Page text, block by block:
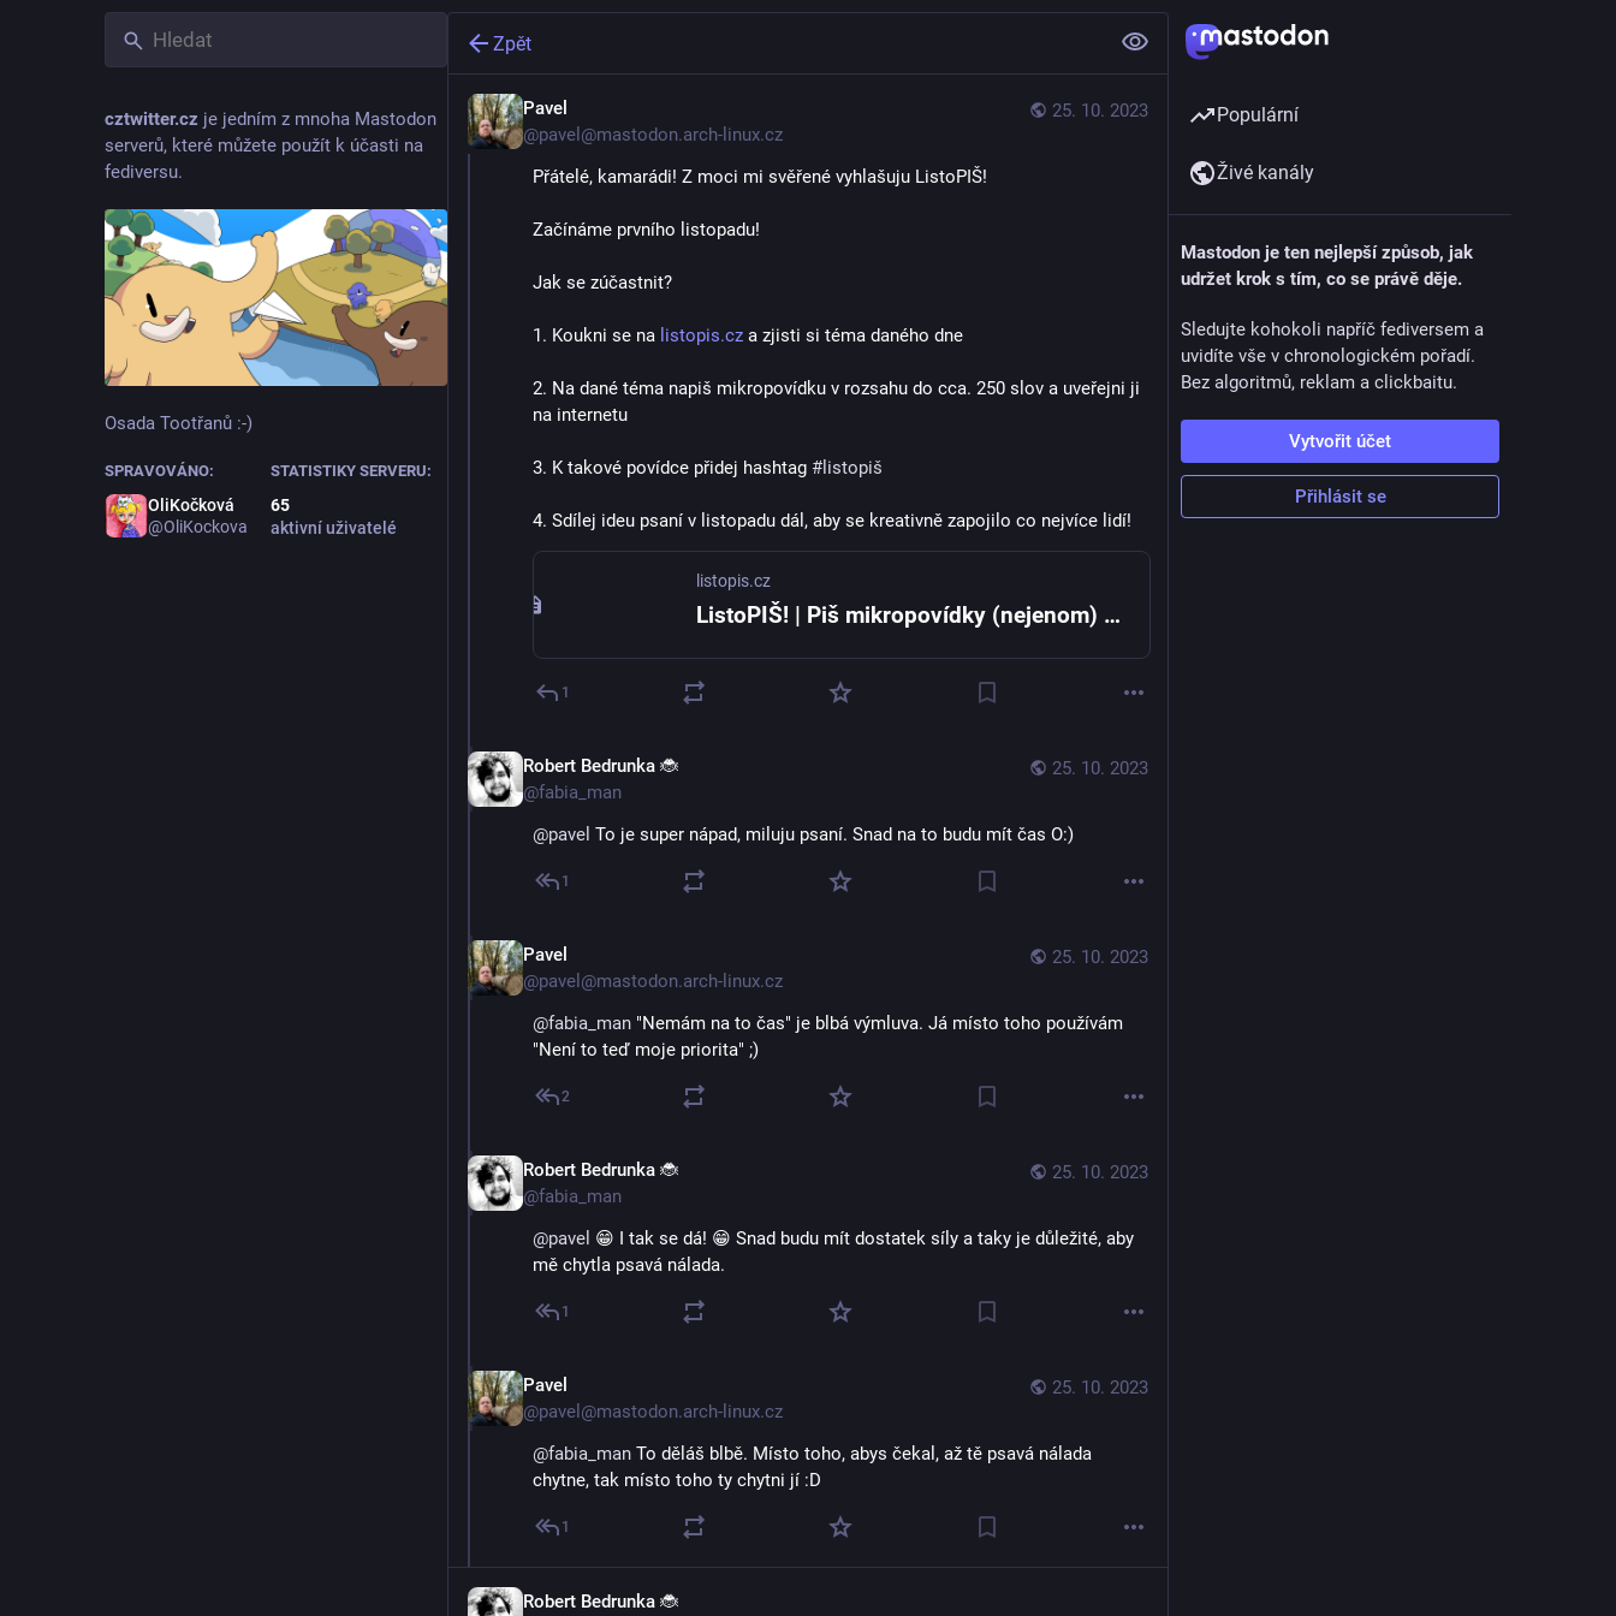
cztwitter.cz je jedním z mnoha Mastodon
serverů, které můžete použít k účasti na
fediversu.
Osada Tootřanů :-)
SPRAVOVÁNO:
OliKočková
@OliKockova
STATISTIKY SERVERU:
65
aktivní uživatelé
Zpět
25. 10. 2023
Pavel
@pavel@mastodon.arch-linux.cz
Přátelé, kamarádi! Z moci mi svěřené vyhlašuju ListoPIŠ!
Začínáme prvního listopadu!
Jak se zúčastnit?
1. Koukni se na listopis.cz a zjisti si téma daného dne
2. Na dané téma napiš mikropovídku v rozsahu do cca. 250 slov a uveřejni ji
na internetu
3. K takové povídce přidej hashtag # listopiš
4. Sdílej ideu psaní v listopadu dál, aby se kreativně zapojilo co nejvíce lidí!
listopis.cz
ListoPIŠ! | Piš mikropovídky (nejenom) v listopadu
1
25. 10. 2023
Robert Bedrunka 🐞
@fabia_man
@pavel To je super nápad, miluju psaní. Snad na to budu mít čas O:)
1
25. 10. 2023
Pavel
@pavel@mastodon.arch-linux.cz
@fabia_man "Nemám na to čas" je blbá výmluva. Já místo toho používám
"Není to teď moje priorita" ;)
2
25. 10. 2023
Robert Bedrunka 🐞
@fabia_man
@pavel 😁 I tak se dá! 😁 Snad budu mít dostatek síly a taky je důležité, aby
mě chytla psavá nálada.
1
25. 10. 2023
Pavel
@pavel@mastodon.arch-linux.cz
@fabia_man To děláš blbě. Místo toho, abys čekal, až tě psavá nálada
chytne, tak místo toho ty chytni jí :D
1
Robert Bedrunka 🐞
Populární
Živé kanály
Mastodon je ten nejlepší způsob, jak
udržet krok s tím, co se právě děje.
Sledujte kohokoli napříč fediversem a
uvidíte vše v chronologickém pořadí.
Bez algoritmů, reklam a clickbaitu.
Vytvořit účet
Přihlásit se